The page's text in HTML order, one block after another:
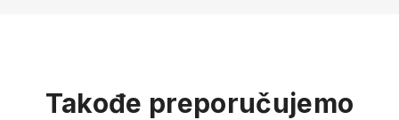
Takođe preporučujemo